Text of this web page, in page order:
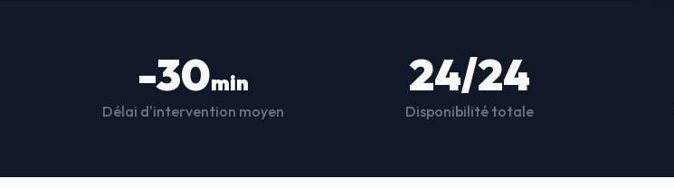
-30min
Délai d'intervention moyen
24/24
Disponibilité totale